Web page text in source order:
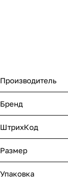
Производитель
Бренд
ШтрихКод
Размер
Упаковка